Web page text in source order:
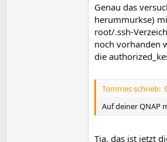
Genau das
herummurkse)
root/.ssh-
noch vorhanden
die
Tommes schrieb:
Auf deiner QNAP
Tja, das ist jetzt